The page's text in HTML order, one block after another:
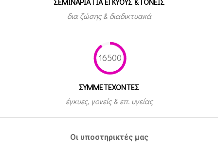
δια ζώσης & διαδικτυακά
16500
ΣΥΜΜΕΤEΧΟΝΤΕΣ
έγκυες, γονείς & επ. υγείας
Οι υποστηρικτές μας